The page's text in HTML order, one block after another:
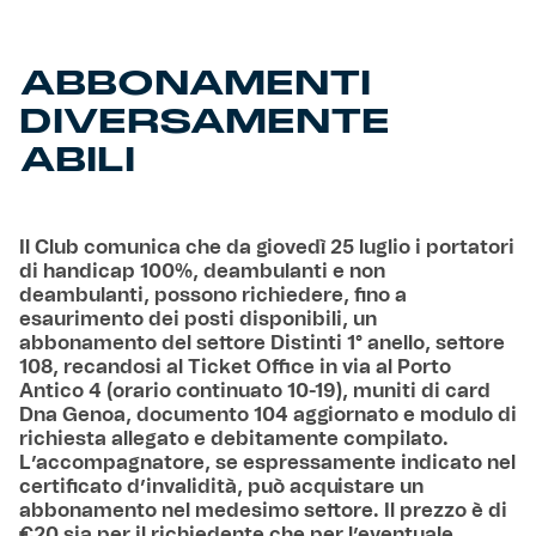
Isolani x Genoa
Fortissimo batte il mio cuor
ABBONAMENTI
DIVERSAMENTE
ABILI
Il Club comunica che da giovedì 25 luglio i portatori
di handicap 100%, deambulanti e non
deambulanti, possono richiedere, fino a
esaurimento dei posti disponibili, un
abbonamento del settore Distinti 1° anello, settore
108, recandosi al Ticket Office in via al Porto
Antico 4 (orario continuato 10-19), muniti di card
Dna Genoa, documento 104 aggiornato e modulo di
richiesta allegato e debitamente compilato.
L’accompagnatore, se espressamente indicato nel
certificato d’invalidità, può acquistare un
abbonamento nel medesimo settore. Il prezzo è di